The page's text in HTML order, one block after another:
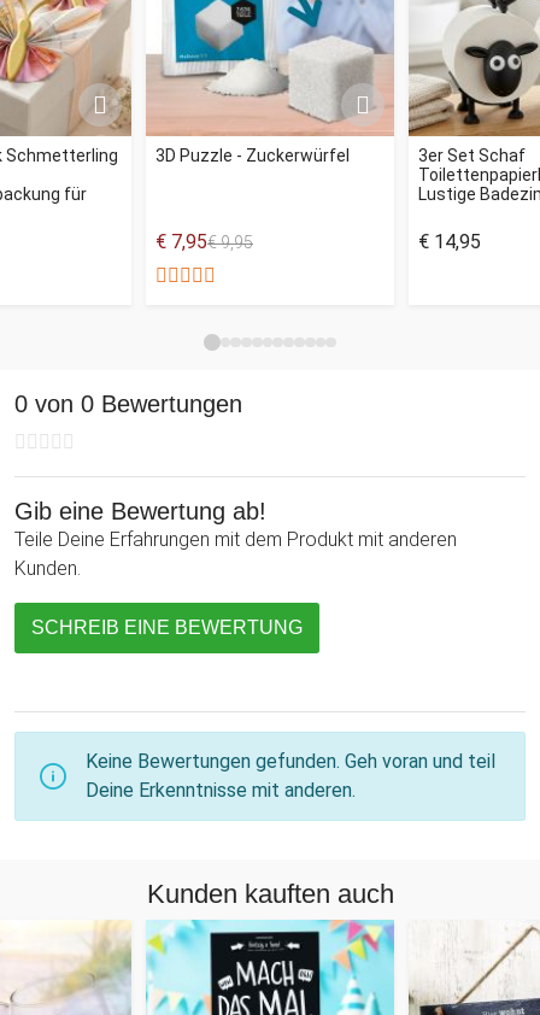
Schmetterling
für
3D Puzzle - Zuckerwürfel
€ 7,95€ 9,95
3er Set Schaf
Lustige
€ 14,95
0 von 0 Bewertungen
Gib eine Bewertung ab!
Teile Deine Erfahrungen mit dem Produkt mit anderen
Kunden.
SCHREIB EINE BEWERTUNG
Keine Bewertungen gefunden. Geh voran und teil
Deine Erkenntnisse mit anderen.
Kunden kauften auch